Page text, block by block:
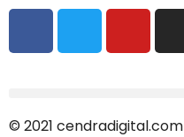
© 2021 cendradigital.com